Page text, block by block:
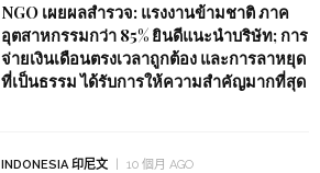
NGO เผยผลสำรวจ: แรงงานข้ามชาติ ภาค
อุตสาหกรรมกว่า 85% ยินดีแนะนำบริษัท; การ
จ่ายเงินเดือนตรงเวลาถูกต้อง และการลาหยุด
ที่เป็นธรรม ได้รับการให้ความสำคัญมากที่สุด
INDONESIA 印尼文 10 個月 AGO